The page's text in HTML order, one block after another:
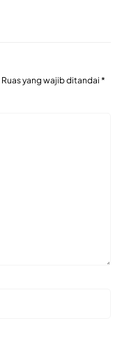
Ruas yang wajib ditandai *